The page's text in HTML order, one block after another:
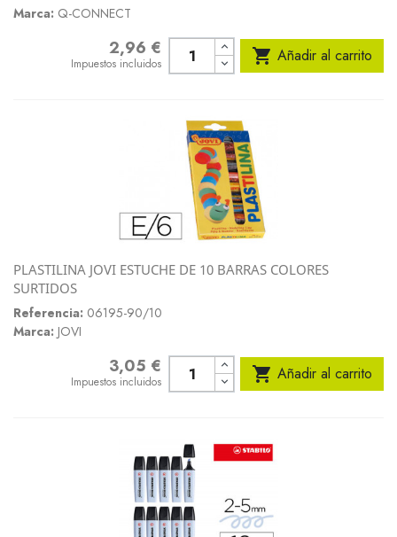
Marca: Q-CONNECT
2,96 €
Impuestos incluidos  Añadir al carrito
PLASTILINA JOVI ESTUCHE DE 10 BARRAS COLORES
SURTIDOS
Referencia: 06195-90/10
Marca: JOVI
3,05 €
Impuestos incluidos  Añadir al carrito